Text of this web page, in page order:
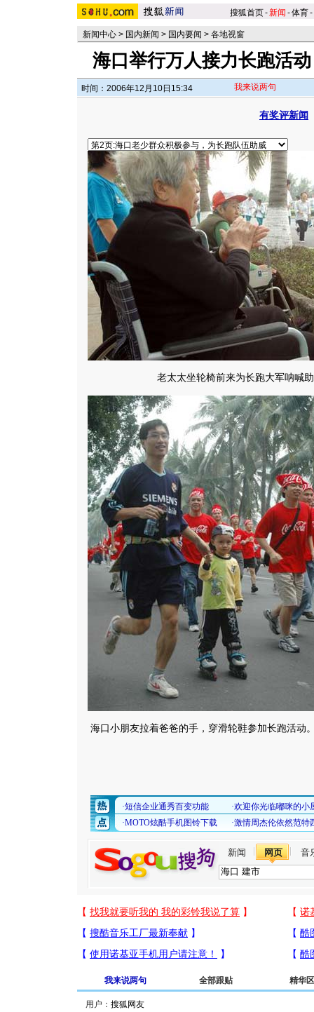
搜狐首页-新闻 -体育-
新闻中心 > 国内新闻 > 国内要闻 > 各地视窗
海口举行万人接力长跑活
时间：2006年12月10日15:34 我来说两句
有奖评新闻
老太太坐轮椅前来为长跑大军呐喊
海口小朋友拉着爸爸的手，穿滑轮鞋参加长跑活动
新闻 网页 音
我来说两句 全部跟贴 精华区
用户：